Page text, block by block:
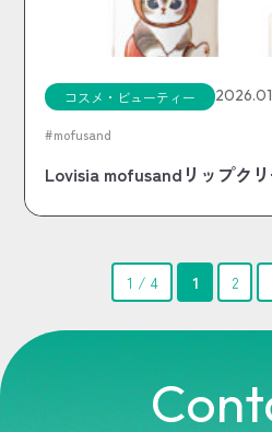
コスメ・ビューティー
mofusand
Lovisia mofusandリップク
1 / 4 1 2